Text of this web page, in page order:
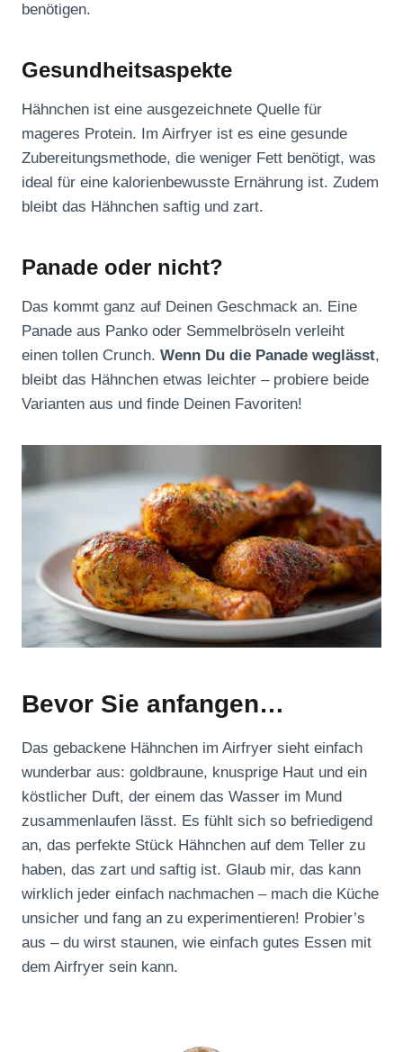
benötigen.
Gesundheitsaspekte
Hähnchen ist eine ausgezeichnete Quelle für
mageres Protein. Im Airfryer ist es eine gesunde
Zubereitungsmethode, die weniger Fett benötigt, was
ideal für eine kalorienbewusste Ernährung ist. Zudem
bleibt das Hähnchen saftig und zart.
Panade oder nicht?
Das kommt ganz auf Deinen Geschmack an. Eine
Panade aus Panko oder Semmelbröseln verleiht
einen tollen Crunch. Wenn Du die Panade weglässt,
bleibt das Hähnchen etwas leichter – probiere beide
Varianten aus und finde Deinen Favoriten!
Bevor Sie anfangen…
Das gebackene Hähnchen im Airfryer sieht einfach
wunderbar aus: goldbraune, knusprige Haut und ein
köstlicher Duft, der einem das Wasser im Mund
zusammenlaufen lässt. Es fühlt sich so befriedigend
an, das perfekte Stück Hähnchen auf dem Teller zu
haben, das zart und saftig ist. Glaub mir, das kann
wirklich jeder einfach nachmachen – mach die Küche
unsicher und fang an zu experimentieren! Probier’s
aus – du wirst staunen, wie einfach gutes Essen mit
dem Airfryer sein kann.